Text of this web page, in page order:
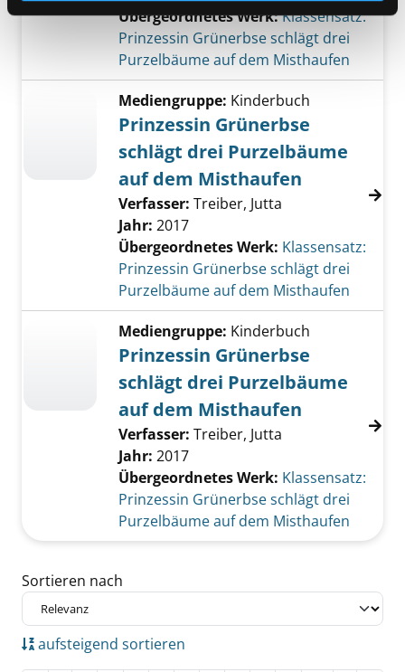
Übergeordnetes Werk:Klassensatz:
Prinzessin Grünerbse schlägt drei
Purzelbäume auf dem Misthaufen
Mediengruppe: Kinderbuch
Prinzessin Grünerbse
schlägt drei Purzelbäume
auf dem Misthaufen
Verfasser: Treiber, Jutta
Jahr: 2017
Übergeordnetes Werk: Klassensatz:
Prinzessin Grünerbse schlägt drei
Purzelbäume auf dem Misthaufen
Mediengruppe: Kinderbuch
Prinzessin Grünerbse
schlägt drei Purzelbäume
auf dem Misthaufen
Verfasser: Treiber, Jutta
Jahr: 2017
Übergeordnetes Werk: Klassensatz:
Prinzessin Grünerbse schlägt drei
Purzelbäume auf dem Misthaufen
Zu den Suchfiltern springen
Sortieren nach
aufsteigend sortieren